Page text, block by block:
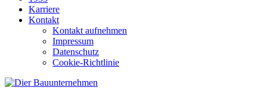
Karriere
Kontakt
Kontakt aufnehmen
Impressum
Datenschutz
Cookie-Richtlinie